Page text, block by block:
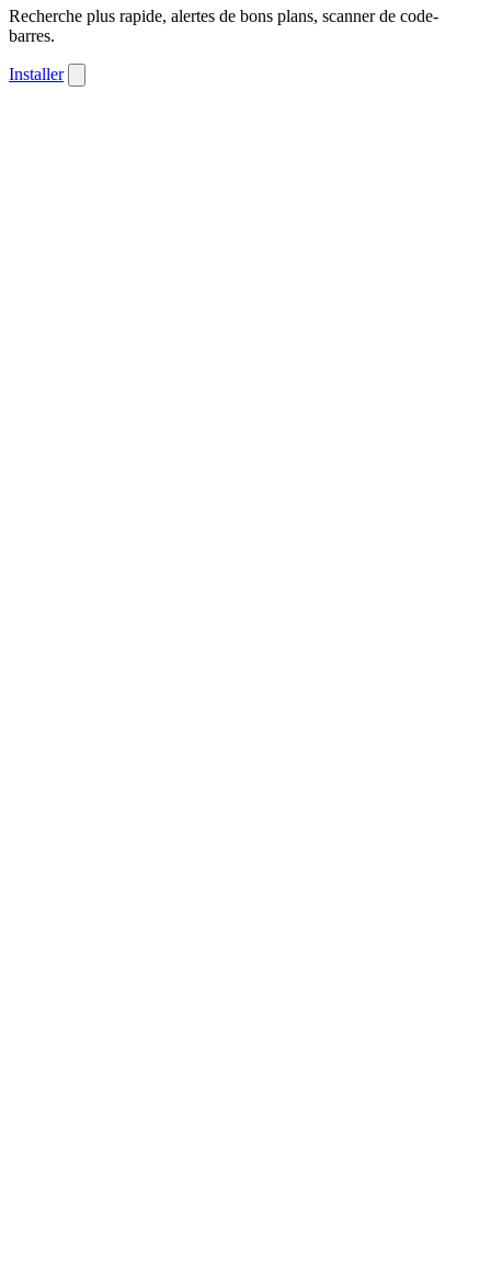
Recherche plus rapide, alertes de bons plans, scanner de code-
barres.
Installer